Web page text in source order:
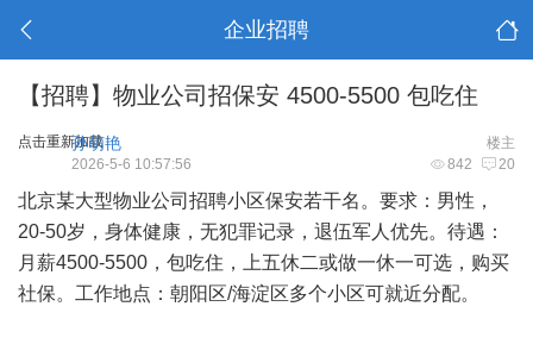
企业招聘
【招聘】物业公司招保安 4500-5500 包吃住
点击重新加载 楼主
孙萌艳
842 20
2026-5-6 10:57:56
北京某大型物业公司招聘小区保安若干名。要求：男性，
20-50岁，身体健康，无犯罪记录，退伍军人优先。待遇：
月薪4500-5500，包吃住，上五休二或做一休一可选，购买
社保。工作地点：朝阳区/海淀区多个小区可就近分配。